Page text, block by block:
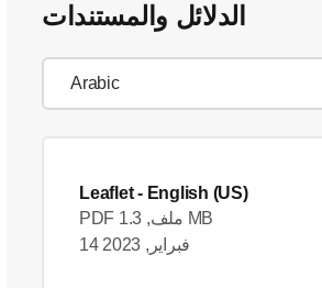
الدلائل والمستندات
Leaflet- English (US)
PDF ملف, 1.3 MB
14 فبراير, 2023